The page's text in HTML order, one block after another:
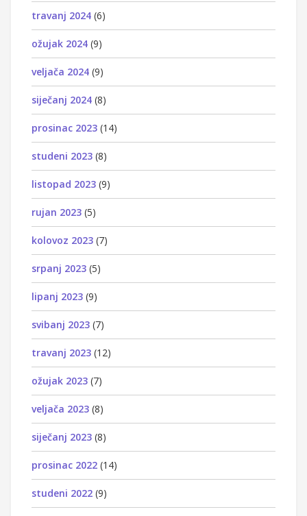
travanj 2024 (6)
ožujak 2024 (9)
veljača 2024 (9)
siječanj 2024 (8)
prosinac 2023 (14)
studeni 2023 (8)
listopad 2023 (9)
rujan 2023 (5)
kolovoz 2023 (7)
srpanj 2023 (5)
lipanj 2023 (9)
svibanj 2023 (7)
travanj 2023 (12)
ožujak 2023 (7)
veljača 2023 (8)
siječanj 2023 (8)
prosinac 2022 (14)
studeni 2022 (9)